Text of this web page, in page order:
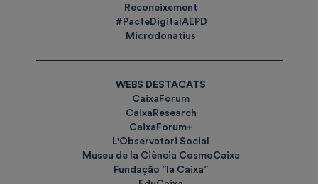
Reconeixement
#PacteDigitalAEPD
Microdonatius
WEBS DESTACATS
CaixaForum
CaixaResearch
CaixaForum+
L'Observatori Social
Museu de la Ciència CosmoCaixa
Fundação ”la Caixa”